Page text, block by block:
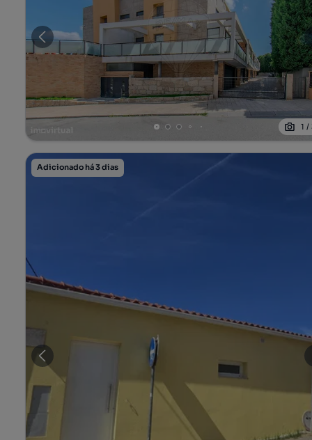
1 /
Adicionado há 3 dias